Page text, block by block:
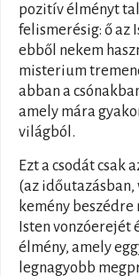
pozitív élményt
felismerésig: ő az
ebből nekem
misterium
abban a
amely mára
világból.
Ezt a csodát csak
(az időutazásban,
kemény
Isten vonzóerejét
élmény, amely
legnagyobb